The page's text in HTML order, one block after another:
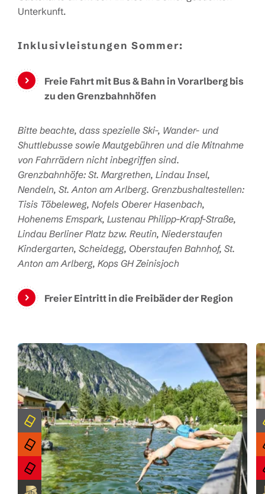
Unterkunft.
Inklusivleistungen Sommer:
Freie Fahrt mit Bus & Bahn in Vorarlberg bis
zu den Grenzbahnhöfen
Bitte beachte, dass spezielle Ski-, Wander- und
Shuttlebusse sowie Mautgebühren und die Mitnahme
von Fahrrädern nicht inbegriffen sind.
Grenzbahnhöfe: St. Margrethen, Lindau Insel,
Nendeln, St. Anton am Arlberg. Grenzbushaltestellen:
Tisis Töbeleweg, Nofels Oberer Hasenbach,
Hohenems Emspark, Lustenau Philipp-Krapf-Straße,
Lindau Berliner Platz bzw. Reutin, Niederstaufen
Kindergarten, Scheidegg, Oberstaufen Bahnhof, St.
Anton am Arlberg, Kops GH Zeinisjoch
Freier Eintritt in die Freibäder der Region